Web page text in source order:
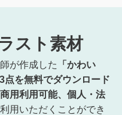
スト素材
が作成した
「かわい
点を無料でダウンロード
商用利用可能、個人・法
用いただくことができ